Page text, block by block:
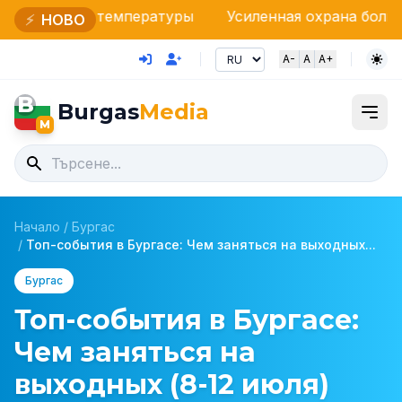
⚡ НОВО Усиленная охрана болгарского неба:
A- A A+
B
M BurgasMedia
Начало / Бургас
/ Топ-события в Бургасе: Чем заняться на выходных...
Бургас
Топ-события в Бургасе:
Чем заняться на
выходных (8-12 июля)